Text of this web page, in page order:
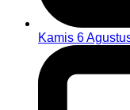
Kamis 6